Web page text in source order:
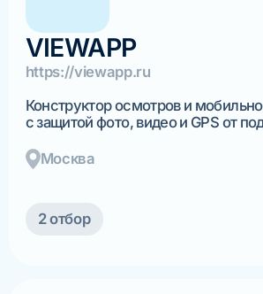
VIEWAPP
https://viewapp.ru
Конструктор осмотров и
с защитой фото, видео и GPS от
Москва
2 отбор